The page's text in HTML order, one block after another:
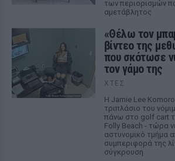
των περιορισμών
αμετάβλητος
«Θέλω τον
βίντεο της
που σκότωσε
τον γάμο της
ΧΤΕΣ
Η Jamie Lee
τριπλάσιο του
πάνω στο golf cart
Folly Beach - τώρα
αστυνομικό τμήμα
συμπεριφορά της
σύγκρουση